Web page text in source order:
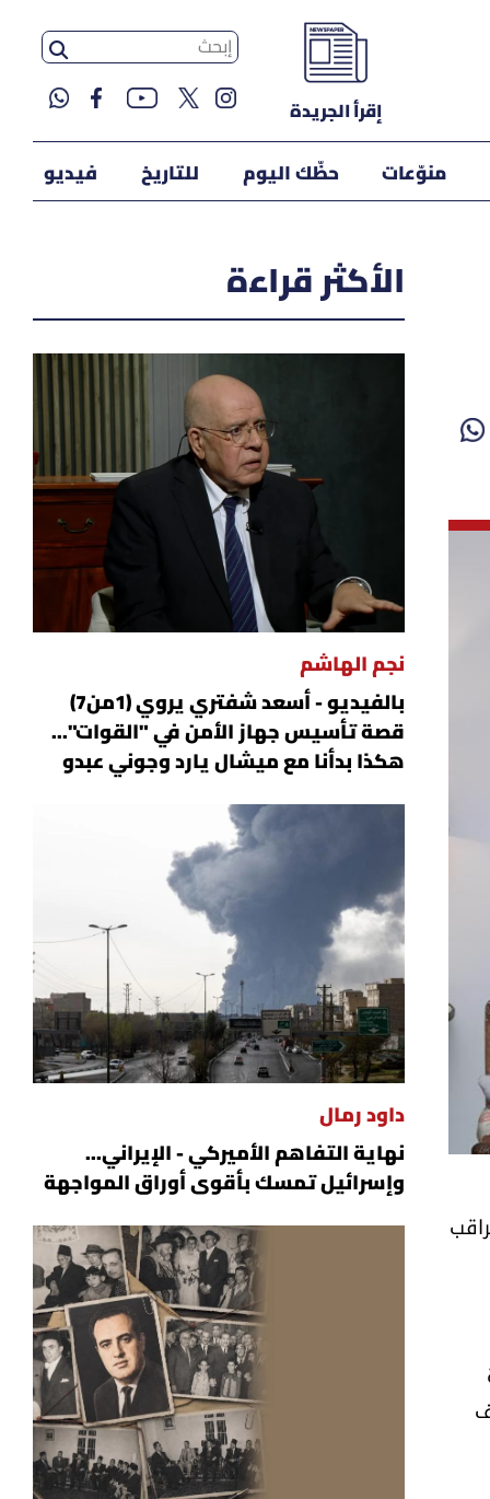
إقرأ الجريدة
منوّعات حظّك اليوم للتاريخ فيديو
وتراقب
الأكثر قراءة
نجم الهاشم
بالفيديو - أسعد شفتري يروي (1من7)
قصة تأسيس جهاز الأمن في "القوات"...
هكذا بدأنا مع ميشال يارد وجوني عبدو
داود رمال
نهاية التفاهم الأميركي - الإيراني...
وإسرائيل تمسك بأقوى أوراق المواجهة